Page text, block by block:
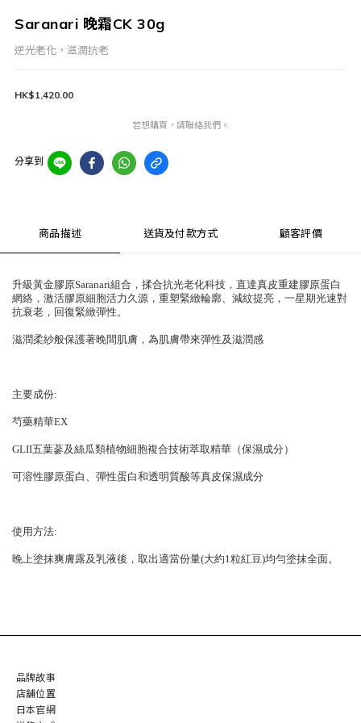
Saranari 晚霜CK 30g
逆光老化，滋潤抗老
HK$1,420.00
若想購買，請聯絡我們。
分享到
商品描述 送貨及付款方式 顧客評價
升級黃金膠原Saranari組合，揉合抗光老化科技，直達真皮重建膠原蛋白
網絡，激活膠原細胞活力久源，重塑緊緻輪廓、減紋提亮，一星期光速對
抗衰老，回復緊緻彈性。
滋潤柔紗般保護著晚間肌膚，為肌膚帶來彈性及滋潤感
主要成份:
芍藥精華EX
GLII五葉蔘及絲瓜類植物細胞複合技術萃取精華（保濕成分）
可溶性膠原蛋白、彈性蛋白和透明質酸等真皮保濕成分
使用方法:
晚上塗抹爽膚露及乳液後，取出適當份量(大約1粒紅豆)均勻塗抹全面。
品牌故事
店舖位置
日本官網